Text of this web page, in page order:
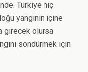
Türkiye hiç
yangının içine
girecek olursa
söndürmek için